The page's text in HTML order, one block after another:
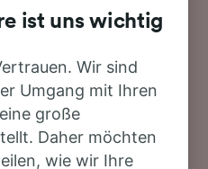
von Fribourg nach
möchten, suchen Sie
dieser Strecke beträgt 6
26 Züge am Tag die
Bahnhöfen zurücklegen.
und Genua ist trotz
ist uns wichtig
Wir sind
Umgang mit Ihren
große
Daher möchten
wie wir Ihre